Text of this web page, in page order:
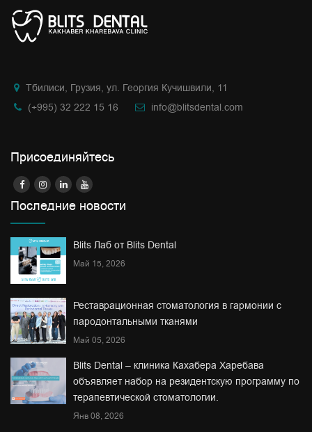
Тбилиси, Грузия, ул. Георгия Кучишвили, 11
(+995) 32 222 15 16
info@blitsdental.com
Присоединяйтесь
Последние новости
Blits Лаб от Blits Dental
Май 15, 2026
Реставрационная стоматология в гармонии с
пародонтальными тканями
Май 05, 2026
Blits Dental – клиника Кахабера Харебава
объявляет набор на резидентскую программу по
терапевтической стоматологии.
Янв 08, 2026